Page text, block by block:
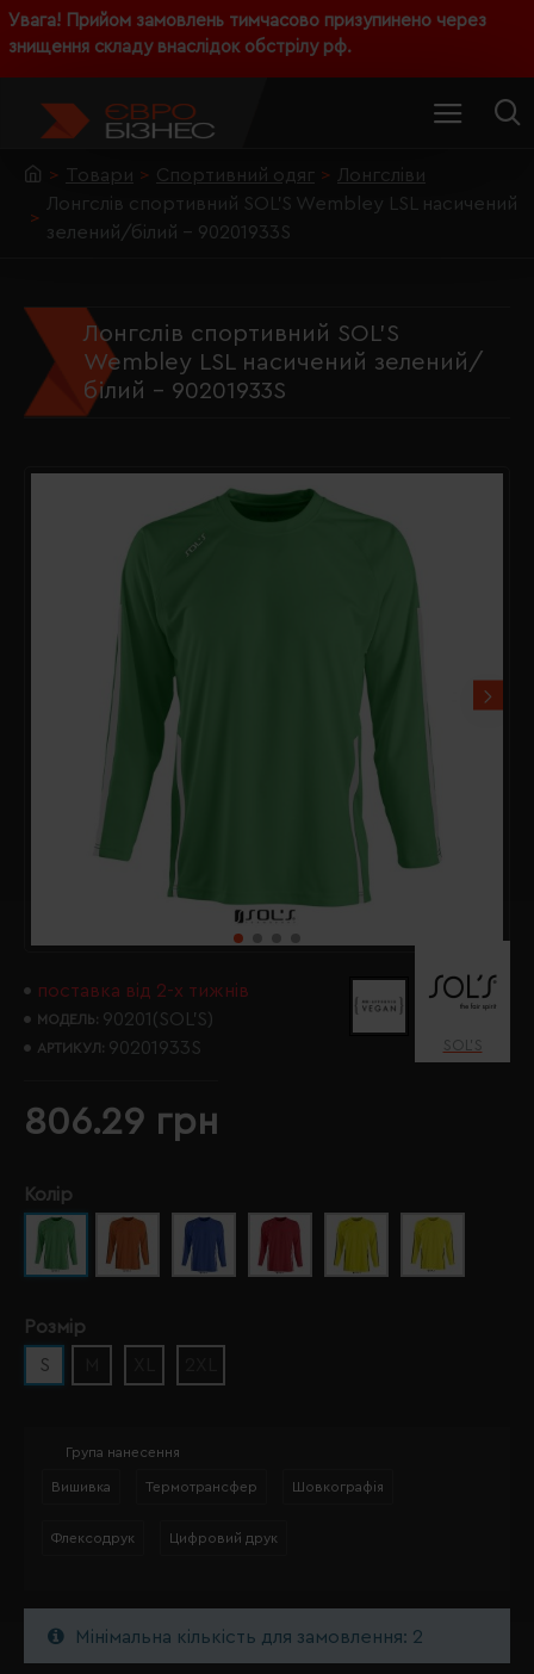
Увага! Прийом замовлень тимчасово призупинено через
знищення складу внаслідок обстрілу рф.
Товари Спортивний одяг
Лонгсліви
Лонгслів спортивний SOL'S Wembley LSL насичений
зелений/білий - 90201933S
Лонгслів спортивний SOL'S
Wembley LSL насичений зелений/
білий - 90201933S
поставка від 2-х тижнів
МОДЕЛЬ: 90201(SOL’S)
АРТИКУЛ: 90201933S SOL’S
806.29 грн
Колір
Розмір
S
Група нанесення
Вишивка Термотрансфер Шовкографія
Флексодрук Цифровий друк
Мінімальна кількість для замовлення: 2